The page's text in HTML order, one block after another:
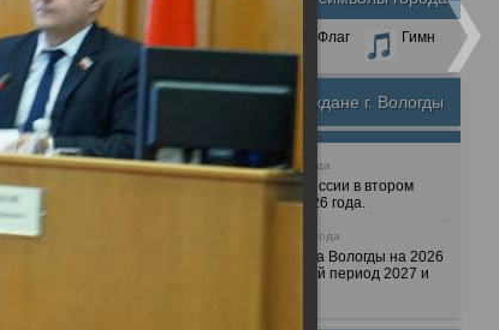
Размер шрифта:
А
Флаг Гимн
Почетные граждане г. Вологды
25 июня 2026 года
Очередные сессии в втором
полугодии 2026 года.
7 декабря 2025 года
Бюджет города Вологды на 2026
год и плановый период 2027 и